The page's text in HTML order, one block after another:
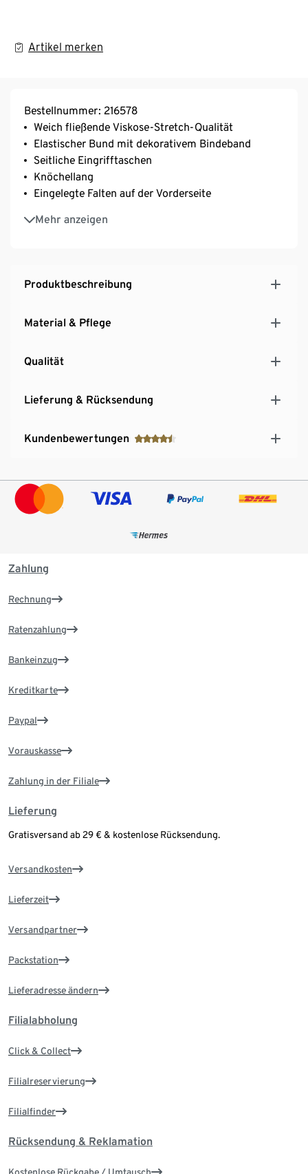
Artikel merken
Bestellnummer: 216578
Weich fließende Viskose-Stretch-Qualität
Elastischer Bund mit dekorativem Bindeband
Seitliche Eingrifftaschen
Knöchellang
Eingelegte Falten auf der Vorderseite
Mehr anzeigen
Mit Elasthan: formbeständig, perfekter Sitz, hoher
Tragekomfort
Produktbeschreibung
Material & Pflege
Qualität
Lieferung & Rücksendung
Kundenbewertungen
Zahlung
Rechnung
Ratenzahlung
Bankeinzug
Kreditkarte
Paypal
Vorauskasse
Zahlung in der Filiale
Lieferung
Gratisversand ab 29 € & kostenlose Rücksendung.
Versandkosten
Lieferzeit
Versandpartner
Packstation
Lieferadresse ändern
Filialabholung
Click & Collect
Filialreservierung
Filialfinder
Rücksendung & Reklamation